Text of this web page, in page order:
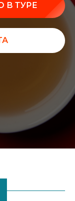
В ТУРЕ